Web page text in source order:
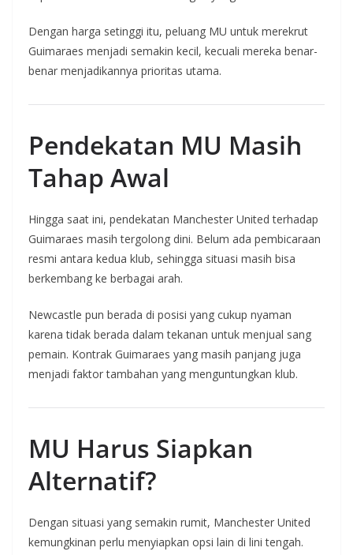
Dengan harga setinggi itu, peluang MU untuk merekrut
Guimaraes menjadi semakin kecil, kecuali mereka benar-
benar menjadikannya prioritas utama.
Pendekatan MU Masih
Tahap Awal
Hingga saat ini, pendekatan Manchester United terhadap
Guimaraes masih tergolong dini. Belum ada pembicaraan
resmi antara kedua klub, sehingga situasi masih bisa
berkembang ke berbagai arah.
Newcastle pun berada di posisi yang cukup nyaman
karena tidak berada dalam tekanan untuk menjual sang
pemain. Kontrak Guimaraes yang masih panjang juga
menjadi faktor tambahan yang menguntungkan klub.
MU Harus Siapkan
Alternatif?
Dengan situasi yang semakin rumit, Manchester United
kemungkinan perlu menyiapkan opsi lain di lini tengah.